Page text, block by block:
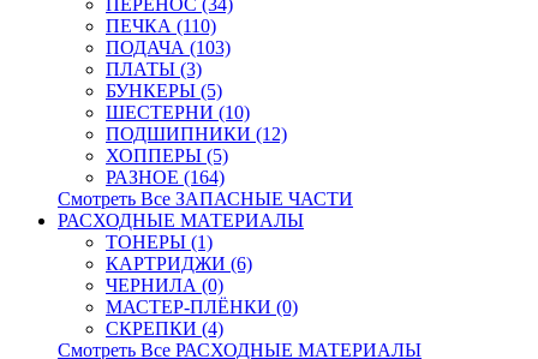
ПЕРЕНОС (34)
ПЕЧКА (110)
ПОДАЧА (103)
ПЛАТЫ (3)
БУНКЕРЫ (5)
ШЕСТЕРНИ (10)
ПОДШИПНИКИ (12)
ХОППЕРЫ (5)
РАЗНОЕ (164)
Смотреть Все ЗАПАСНЫЕ ЧАСТИ
РАСХОДНЫЕ МАТЕРИАЛЫ
ТОНЕРЫ (1)
КАРТРИДЖИ (6)
ЧЕРНИЛА (0)
МАСТЕР-ПЛЁНКИ (0)
СКРЕПКИ (4)
Смотреть Все РАСХОДНЫЕ МАТЕРИАЛЫ